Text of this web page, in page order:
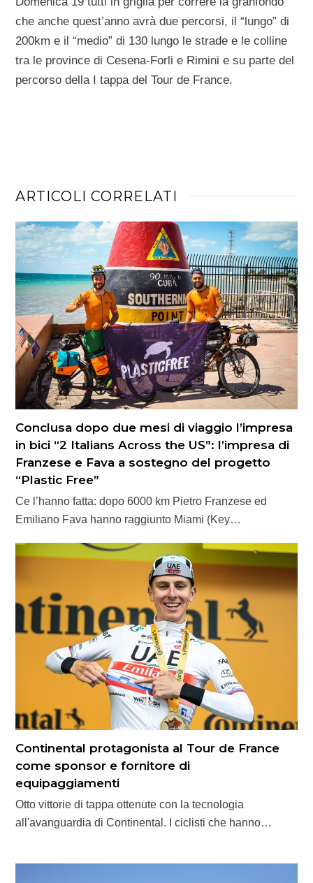
che anche quest’anno avrà due percorsi, il “lungo” di
200km e il “medio” di 130 lungo le strade e le colline
tra le province di Cesena-Forli e Rimini e su parte del
percorso della I tappa del Tour de France.
ARTICOLI CORRELATI
Conclusa dopo due mesi di viaggio l’impresa
in bici “2 Italians Across the US”: l’impresa di
Franzese e Fava a sostegno del progetto
“Plastic Free”
Ce l’hanno fatta: dopo 6000 km Pietro Franzese ed
Emiliano Fava hanno raggiunto Miami (Key…
Continental protagonista al Tour de France
come sponsor e fornitore di
equipaggiamenti
Otto vittorie di tappa ottenute con la tecnologia
all'avanguardia di Continental. I ciclisti che hanno…